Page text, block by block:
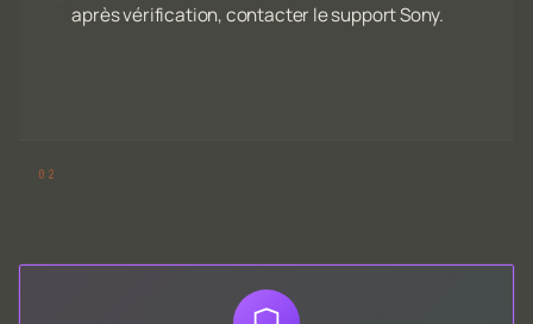
après vérification, contacter le support Sony.